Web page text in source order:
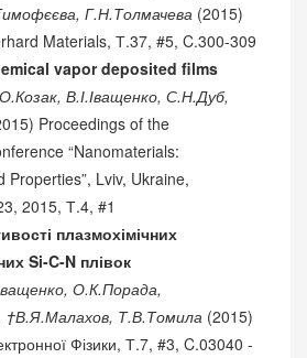
Г.Н.Толмачева (2015)
Materials, Т.37, #5, C.300-309
vapor deposited films
В.І.Іващенко, С.Н.Дуб,
Proceedings of the
“Nanomaterials:
Properties”, Lviv, Ukraine,
2015, Т.4, #1
плазмохімічних
Si-C-N плівок
О.К.Порада,
†В.Я.Малахов, Т.В.Томила (2015)
Фізики, Т.7, #3, C.03040 -